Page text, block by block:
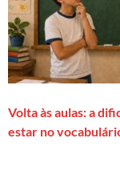
Volta às aulas: a
estar no